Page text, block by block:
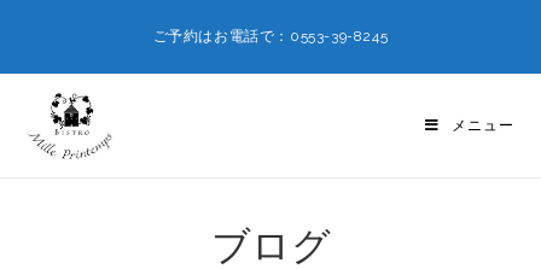
ご予約はお電話で：0553-39-8245
メニュー
ブログ